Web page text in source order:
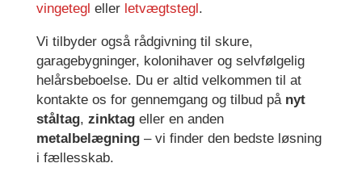
vingetegl eller letvægtstegl.
Vi tilbyder også rådgivning til skure,
garagebygninger, kolonihaver og selvfølgelig
helårsbeboelse. Du er altid velkommen til at
kontakte os for gennemgang og tilbud på nyt
ståltag, zinktageller en anden
metalbelægning– vi finder den bedste løsning
i fællesskab.